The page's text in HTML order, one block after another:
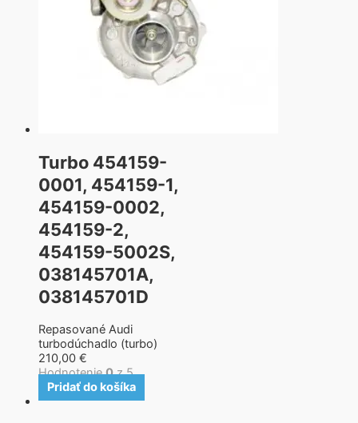
Turbo 454159-
0001, 454159-1,
454159-0002,
454159-2,
454159-5002S,
038145701A,
038145701D
Repasované Audi
turbodúchadlo (turbo)
210,00 €
Hodnotenie0z 5
Pridať do košíka